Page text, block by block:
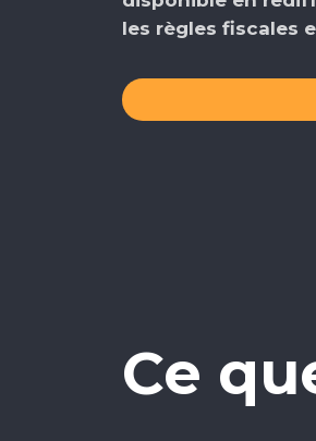
les règles fiscales
Ce